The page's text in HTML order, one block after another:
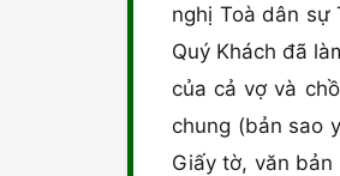
nghị Toà dân sự
Quý Khách đã
của cả vợ và
chung (bản sao
Giấy tờ, văn